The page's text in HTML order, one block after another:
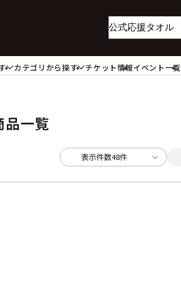
カテゴリから探す
カードスリーブ・カード収納ケース
アパレル小物
チケット情報イベント一覧
品一覧
表示件数48件